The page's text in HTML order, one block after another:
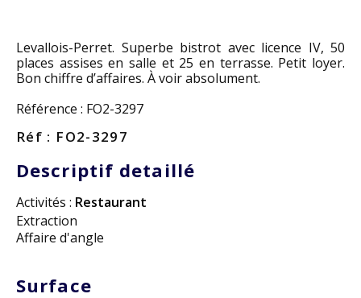
Levallois-Perret. Superbe bistrot avec licence IV, 50
places assises en salle et 25 en terrasse. Petit loyer.
Bon chiffre d’affaires. À voir absolument.
Référence : FO2-3297
Réf : FO2-3297
Descriptif detaillé
Activités : Restaurant
Extraction
Affaire d'angle
Surface